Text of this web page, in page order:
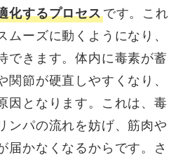
化するプロセスです。これ
ムーズに動くようになり、
できます。体内に毒素が蓄
関節が硬直しやすくなり、
因となります。これは、毒
ンパの流れを妨げ、筋肉や
届かなくなるからです。さ